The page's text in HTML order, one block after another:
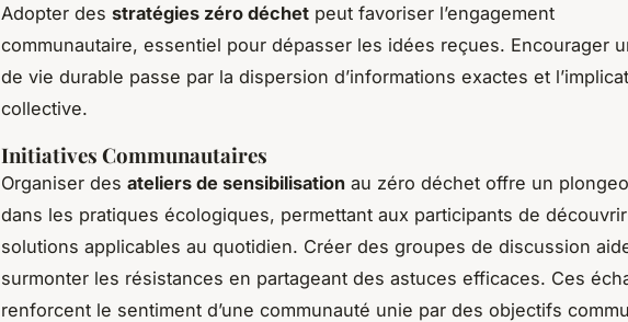
Adopter des stratégies zéro déchet peut favoriser l’engagement
communautaire, essentiel pour dépasser les idées reçues. Encourager
de vie durable passe par la dispersion d’informations exactes et
collective.
Initiatives Communautaires
Organiser des ateliers de sensibilisation au zéro déchet offre un
dans les pratiques écologiques, permettant aux participants de
solutions applicables au quotidien. Créer des groupes de discussion
surmonter les résistances en partageant des astuces efficaces. Ces
renforcent le sentiment d’une communauté unie par des objectifs